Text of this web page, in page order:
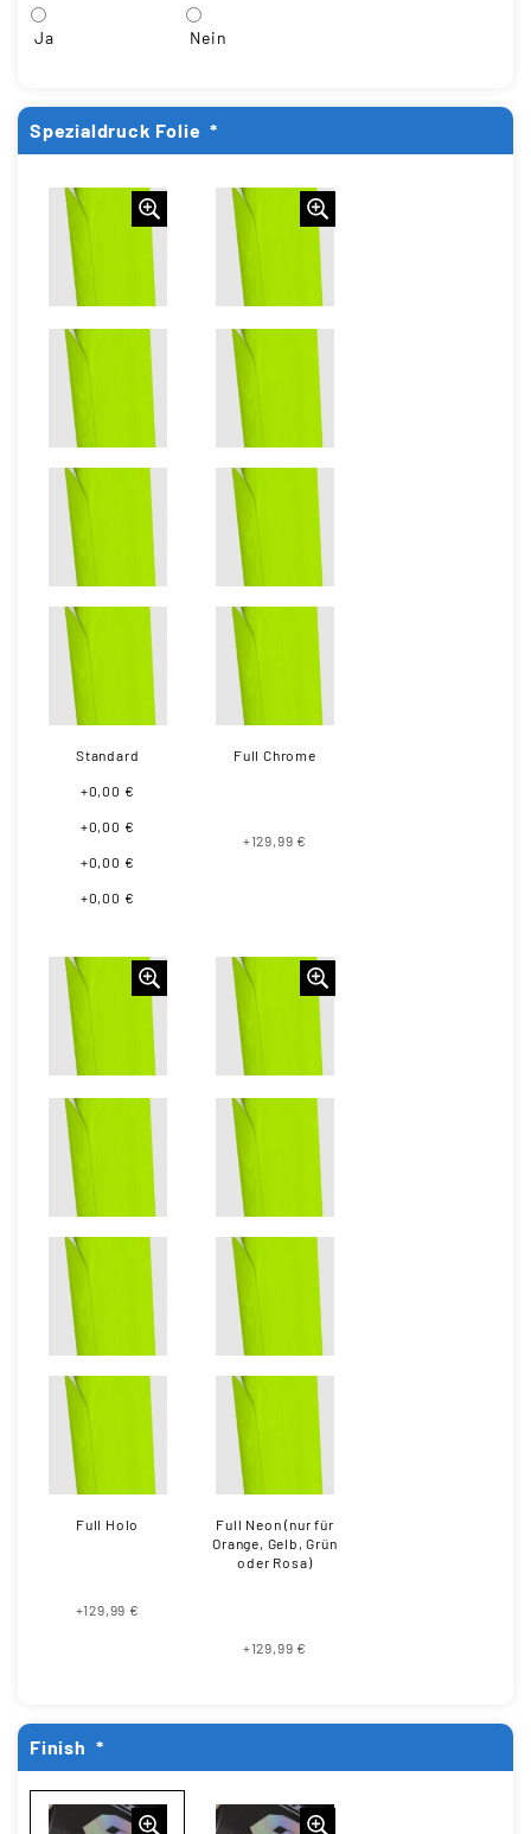
Ja Nein
Spezialdruck Folie *
Standard
+0,00 €
+0,00 €
+0,00 €
+0,00 €
Full Chrome
+129,99 €
Full Holo
+129,99 €
Full Neon (nur für
Orange, Gelb, Grün
oder Rosa)
+129,99 €
Finish *